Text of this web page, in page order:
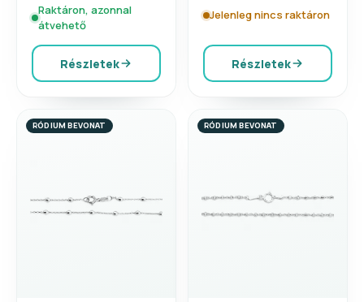
Raktáron, azonnal
átvehető
Részletek
Jelenleg nincs raktáron
Részletek
RÓDIUM BEVONAT RÓDIUM BEVONAT